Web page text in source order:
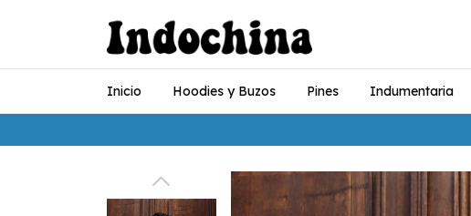
Inicio Hoodies y Buzos Pines Indumentaria